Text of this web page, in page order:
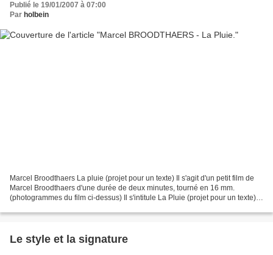
Publié le 19/01/2007 à 07:00
Par holbein
Marcel Broodthaers La pluie (projet pour un texte) Il s'agit d'un petit film de
Marcel Broodthaers d'une durée de deux minutes, tourné en 16 mm.
(photogrammes du film ci-dessus) Il s'intitule La Pluie (projet pour un texte).
Le style et la signature